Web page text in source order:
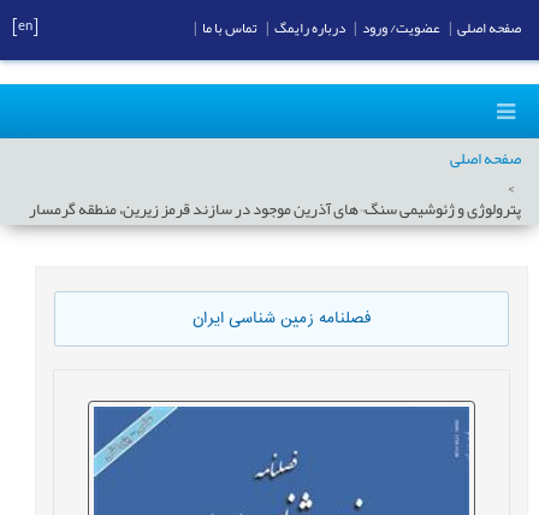
صفحه اصلی
پترولوژی و ژئوشیمی سنگ¬های آذرین موجود در سازند قرمز زیرین، منطقه گرمسار
فصلنامه زمین شناسی ایران
صفحه اصلی عضویت/ ورود درباره رایمگ تماس با ما